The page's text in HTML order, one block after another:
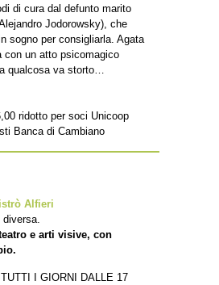
di cura dal defunto marito
Jodorowsky), che
sogno per consigliarla. Agata
con un atto psicomagico
qualcosa va storto…
ridotto per soci Unicoop
Banca di Cambiano
Alfieri
e arti visive, con
TUTTI I GIORNI DALLE 17